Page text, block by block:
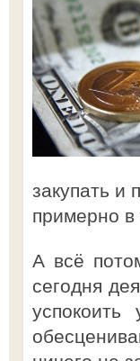
закупать и
примерно в
А всё
сегодня